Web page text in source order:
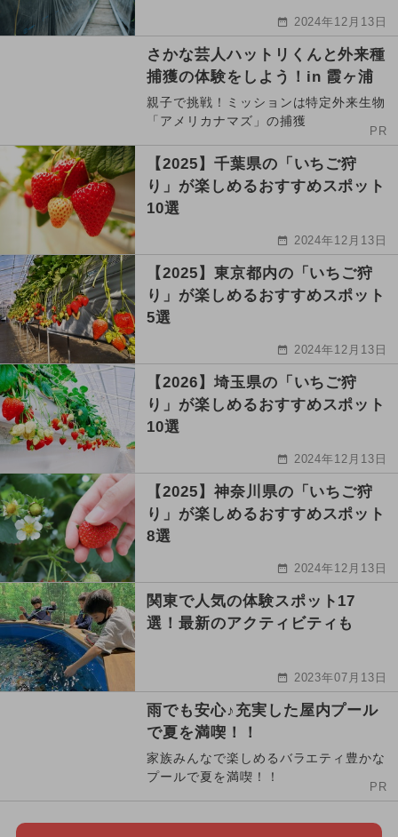
2024年12月13日
さかな芸人ハットリくんと外来種
捕獲の体験をしよう！in 霞ヶ浦
親子で挑戦！ミッションは特定外来生物
「アメリカナマズ」の捕獲
PR
【2025】千葉県の「いちご狩
り」が楽しめるおすすめスポット
10選
2024年12月13日
【2025】東京都内の「いちご狩
り」が楽しめるおすすめスポット
5選
2024年12月13日
【2026】埼玉県の「いちご狩
り」が楽しめるおすすめスポット
10選
2024年12月13日
【2025】神奈川県の「いちご狩
り」が楽しめるおすすめスポット
8選
2024年12月13日
関東で人気の体験スポット17
選！最新のアクティビティも
2023年07月13日
雨でも安心♪充実した屋内プール
で夏を満喫！！
家族みんなで楽しめるバラエティ豊かな
プールで夏を満喫！！
PR